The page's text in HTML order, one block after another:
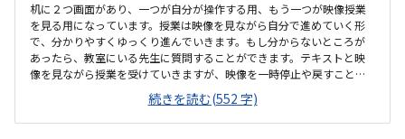
机に２つ画面があり、一つが自分が操作する用、もう一つが映像授業
を見る用になっています。授業は映像を見ながら自分で進めていく形
で、分かりやすくゆっくり進んでいきます。もし分からないところが
あったら、教室にいる先生に質問することができます。テキストと映
像を見ながら授業を受けていきますが、映像を一時停止や戻すことは
できますがスキップはできません。分かりやすい内容ですが、指示さ
れたことが早く終わってしまうと時間を持て余してしまうこともあり
ます。駅近のため、駐輪場は数台分ありますが駐車場はありません。
続きを読む(552 字)